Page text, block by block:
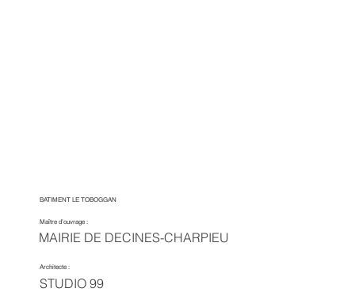
BATIMENT LE TOBOGGAN
Maître d’ouvrage :
MAIRIE DE DECINES-CHARPIEU
Architecte :
STUDIO 99